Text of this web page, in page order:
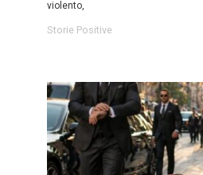
violento,
Storie Positive